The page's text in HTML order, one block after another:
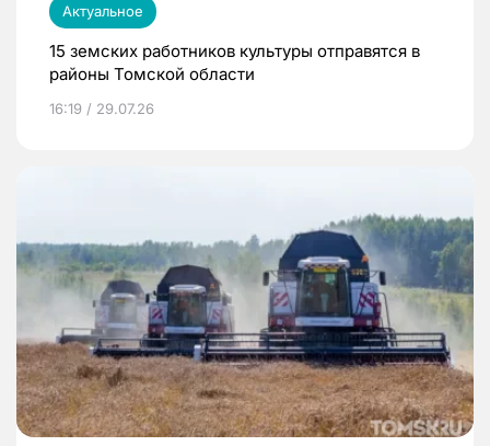
Актуальное
15 земских работников культуры отправятся в
районы Томской области
16:19 / 29.07.26